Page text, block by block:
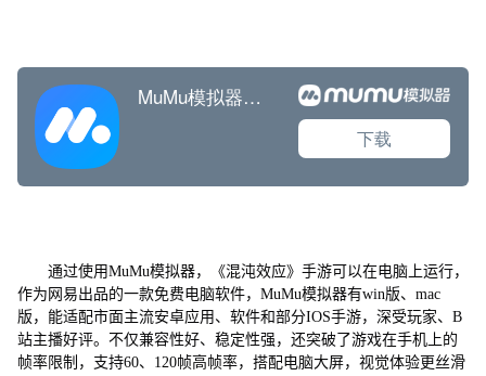
通过使用MuMu模拟器，《混沌效应》手游可以在电脑上运行，
作为网易出品的一款免费电脑软件，MuMu模拟器有win版、mac
版，能适配市面主流安卓应用、软件和部分IOS手游，深受玩家、B
站主播好评。不仅兼容性好、稳定性强，还突破了游戏在手机上的
帧率限制，支持60、120帧高帧率，搭配电脑大屏，视觉体验更丝滑